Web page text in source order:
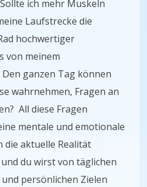
ich mehr Muskeln
Laufstrecke die
hochwertiger
von meinem
ganzen Tag können
wahrnehmen, Fragen an
All diese Fragen
mentale und emotionale
die aktuelle Realität
du wirst von täglichen
persönlichen Zielen